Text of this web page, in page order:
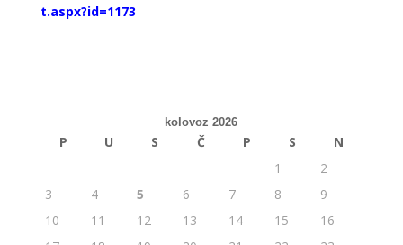
t.aspx?id=1173
kolovoz 2026
P U S Č P S
N
1
2
3
4 5 6 7 8
9
10
11 12 13 14 15
16